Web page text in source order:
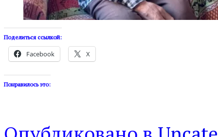
Поделиться ссылкой:
Facebook X
Понравилось это: